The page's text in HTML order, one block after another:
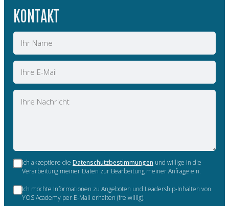
KONTAKT
Name
E-
Mail
Nachricht
Ich akzeptiere die Datenschutzbestimmungen und willige in die
Verarbeitung meiner Daten zur Bearbeitung meiner Anfrage ein.
Ich möchte Informationen zu Angeboten und Leadership-Inhalten von
YOS Academy per E-Mail erhalten (freiwillig).